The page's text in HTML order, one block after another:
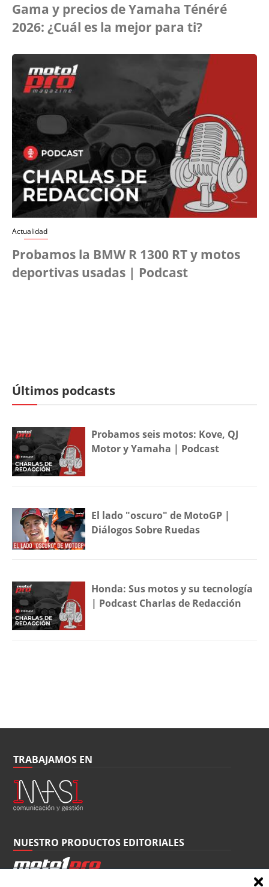
Gama y precios de Yamaha Ténéré
2026: ¿Cuál es la mejor para ti?
Actualidad
Probamos la BMW R 1300 RT y motos
deportivas usadas | Podcast
Últimos podcasts
Probamos seis motos: Kove, QJ
Motor y Yamaha | Podcast
El lado "oscuro" de MotoGP |
Diálogos Sobre Ruedas
Honda: Sus motos y su tecnología
| Podcast Charlas de Redacción
TRABAJAMOS EN
NUESTRO PRODUCTOS EDITORIALES